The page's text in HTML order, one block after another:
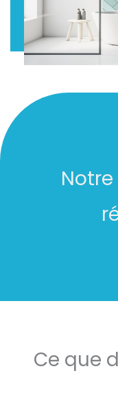
Ce que